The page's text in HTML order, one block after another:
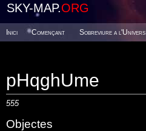
SKY-MAP.ORG
Inici Començant Sobreviure a l'Univers
pHqghUme
555
Objectes